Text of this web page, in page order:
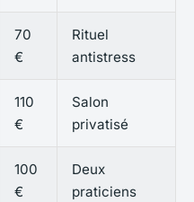
70
€
Rituel
antistress
110
€
Salon
privatisé
100
€
Deux
praticiens